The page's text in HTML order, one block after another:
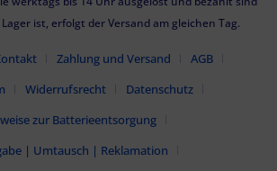
ist, erfolgt der Versand am gleichen Tag.
Zahlung und Versand
AGB
Widerrufsrecht
Datenschutz
zur Batterieentsorgung
| Umtausch | Reklamation